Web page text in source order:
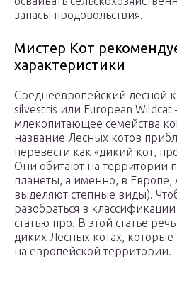
запасы продовольствия.
Мистер Кот
характеристики
Среднеевропейский лесной
silvestris или European Wildcat
млекопитающее семейства
название Лесных котов
перевести как «дикий кот,
Они обитают на территории
планеты, а именно, в
выделяют степные виды).
разобраться в
статью про. В этой статье
диких Лесных котах,
на европейской территории.